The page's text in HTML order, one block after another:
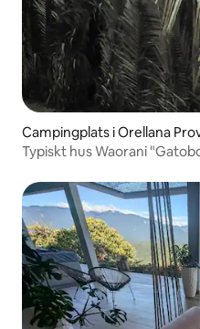
Campingplats i Orellana
Typiskt hus Waorani